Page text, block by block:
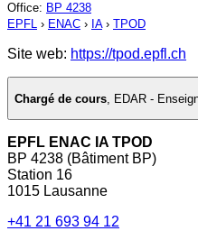
Office: BP 4238
EPFL › ENAC › IA› TPOD
Site web: https://tpod.epfl.ch
Chargé de cours EDAR -
EPFL ENAC IA TPOD
BP 4238 (Bâtiment BP)
Station 16
1015 Lausanne
+41 21 693 94 12